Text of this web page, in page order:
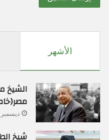
الأشهر
الشيخ
ديسمبر 12, 2020